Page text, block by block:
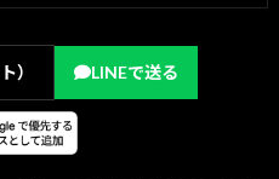
） LINEで送る